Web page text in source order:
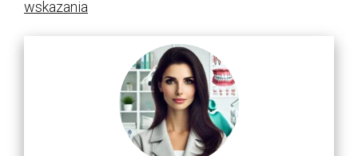
wskazania